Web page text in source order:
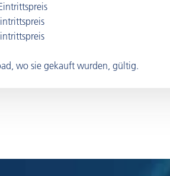
wo sie gekauft wurden, gültig.